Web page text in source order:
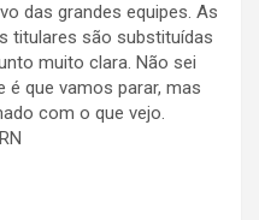
das grandes equipes. As
titulares são substituídas
muito clara. Não sei
é que vamos parar, mas
com o que vejo.